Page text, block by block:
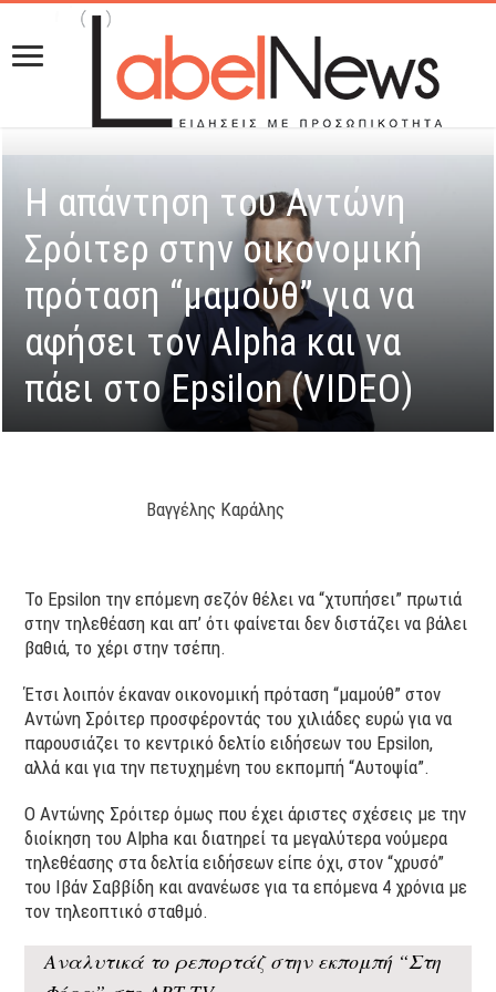
Η απάντηση του Αντώνη
Σρόιτερ στην οικονομική
πρόταση “μαμούθ” για να
αφήσει τον Alpha και να
πάει στο Epsilon (VIDEO)
Βαγγέλης Καράλης
Το Epsilon την επόμενη σεζόν θέλει να “χτυπήσει” πρωτιά
στην τηλεθέαση και απ’ ότι φαίνεται δεν διστάζει να βάλει
βαθιά, το χέρι στην τσέπη.
Έτσι λοιπόν έκαναν οικονομική πρόταση “μαμούθ” στον
Αντώνη Σρόιτερ προσφέροντάς του χιλιάδες ευρώ για να
παρουσιάζει το κεντρικό δελτίο ειδήσεων του Epsilon,
αλλά και για την πετυχημένη του εκπομπή “Aυτοψία”.
Ο Αντώνης Σρόιτερ όμως που έχει άριστες σχέσεις με την
διοίκηση του Alpha και διατηρεί τα μεγαλύτερα νούμερα
τηλεθέασης στα δελτία ειδήσεων είπε όχι, στον “χρυσό”
του Ιβάν Σαββίδη και ανανέωσε για τα επόμενα 4 χρόνια με
τον τηλεοπτικό σταθμό.
Αναλυτικά το ρεπορτάζ στην εκπομπή “Στη